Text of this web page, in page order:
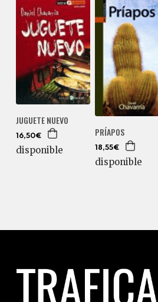
JUGUETE NUEVO
16,50€
disponible
PRÍAPOS
18,55€
disponible